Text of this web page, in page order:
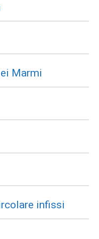
Marmi
infissi